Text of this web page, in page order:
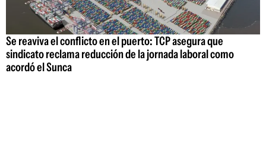
Se reaviva el conflicto en el puerto: TCP asegura que
sindicato reclama reducción de la jornada laboral como
acordó el Sunca